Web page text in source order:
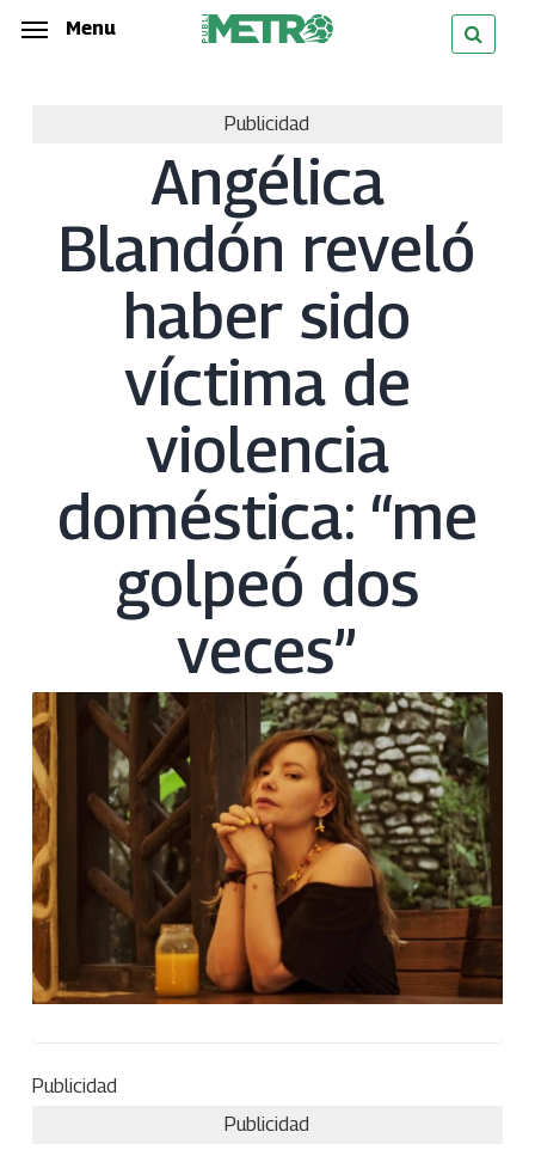
Skip
Menu
Publicidad
Angélica
Blandón reveló
haber sido
víctima de
violencia
doméstica: “me
golpeó dos
veces”
Publicidad
Publicidad
Menu